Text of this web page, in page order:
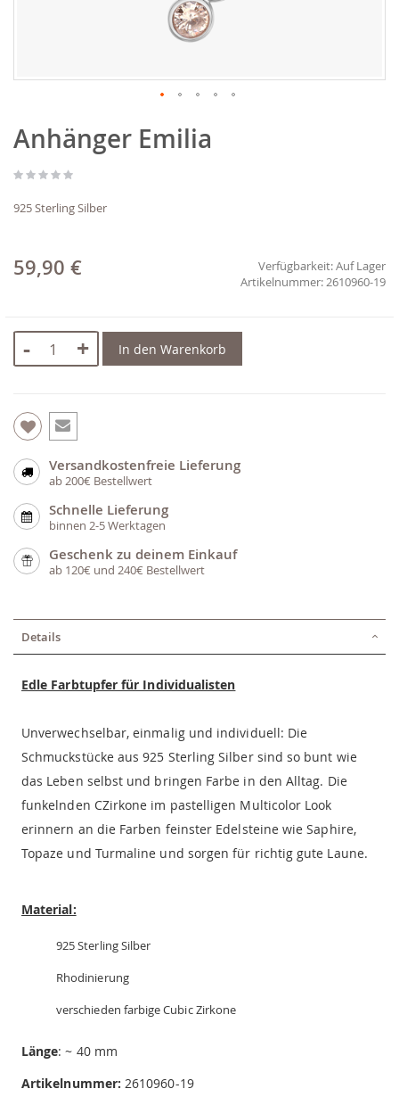
Anfang
der
springen
Anhänger Emilia
925 Sterling Silber
59,90 € Verfügbarkeit:Auf Lager
2610960-19
- + In den Warenkorb
Versandkostenfreie Lieferung
ab 200€ Bestellwert
Schnelle Lieferung
binnen 2-5 Werktagen
Geschenk zu deinem Einkauf
ab 120€ und 240€ Bestellwert
Details
Edle Farbtupfer für Individualisten
Unverwechselbar, einmalig und individuell: Die
Schmuckstücke aus 925 Sterling Silber sind so bunt wie
das Leben selbst und bringen Farbe in den Alltag. Die
funkelnden CZirkone im pastelligen Multicolor Look
erinnern an die Farben feinster Edelsteine wie Saphire,
Topaze und Turmaline und sorgen für richtig gute Laune.
Material:
925 Sterling Silber
Rhodinierung
verschieden farbige Cubic Zirkone
Länge: ~ 40 mm
Artikelnummer:2610960-19